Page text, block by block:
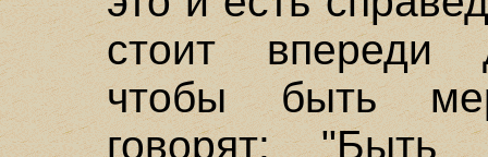
стоит впереди
чтобы быть
говорят: